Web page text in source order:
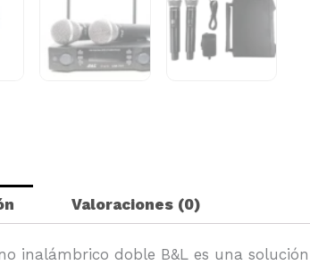
Valoraciones (0)
inalámbrico doble B&L es una